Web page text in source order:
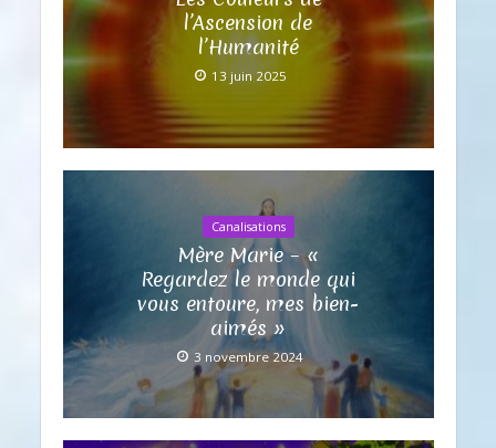
l’Ascension de
l’Humanité
13 juin 2025
Canalisations
Mère Marie – «
Regardez le monde qui
vous entoure, mes bien-
aimés »
3 novembre 2024